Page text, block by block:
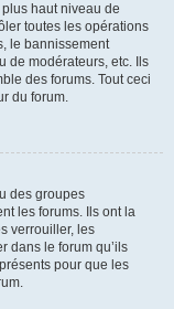
haut niveau de
toutes les opérations
le bannissement
de modérateurs, etc. Ils
des forums. Tout ceci
du forum.
des groupes
les forums. Ils ont la
verrouiller, les
dans le forum qu’ils
pour que les